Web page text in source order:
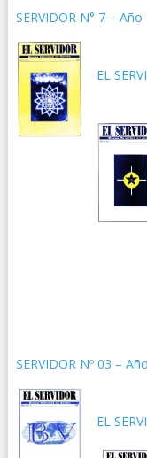
SERVIDOR N° 7 – Año
EL
SERVIDOR Nº 03 –
EL